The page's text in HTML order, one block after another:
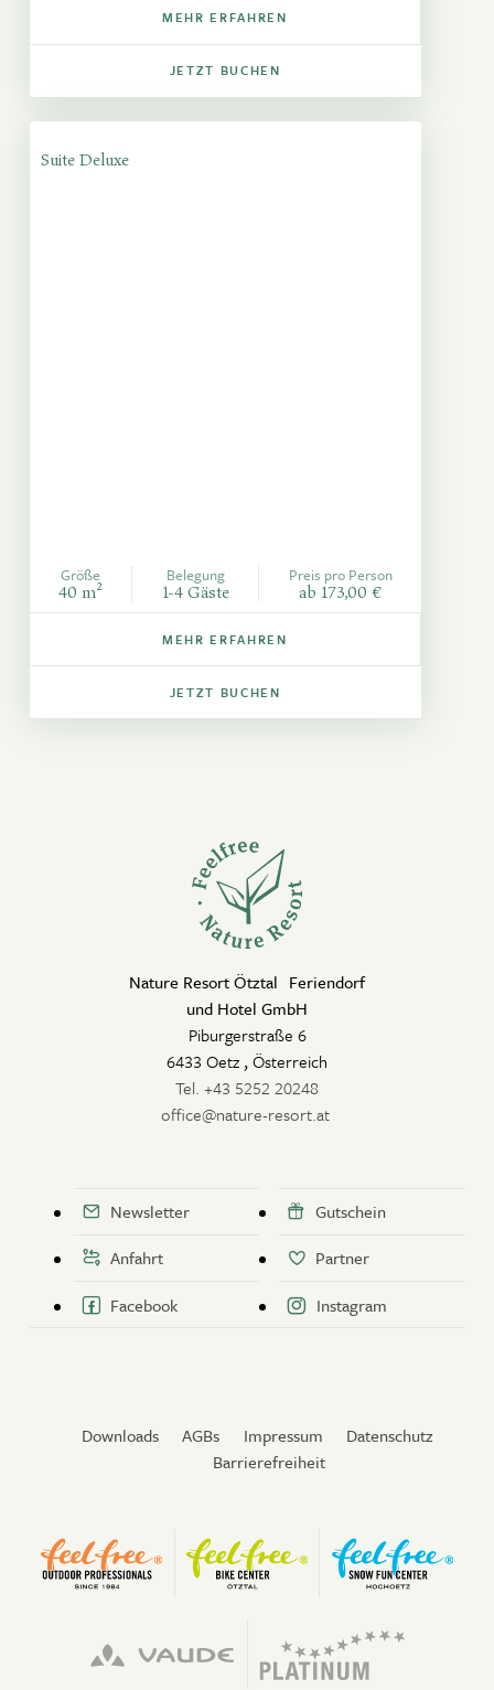
MEHR ERFAHREN
JETZT BUCHEN
Suite Deluxe
Größe
40 m²
Belegung
1-4 Gäste
Preis pro Person
ab 173,00 €
MEHR ERFAHREN
JETZT BUCHEN
Newsletter
Gutschein
Anfahrt
Partner
Facebook
Instagram
Nature Resort Ötztal Feriendorf
und Hotel GmbH
Piburgerstraße 6
6433 Oetz ,Österreich
Tel. +43 5252 20248
office@nature-resort.at
Downloads AGBs Impressum
Datenschutz
Barrierefreiheit